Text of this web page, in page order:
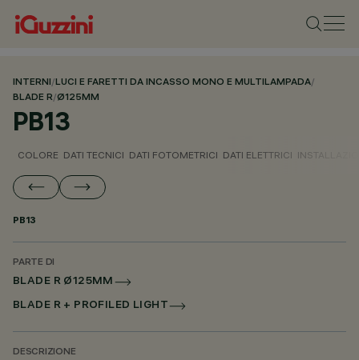
INTERNI/LUCI E FARETTI DA INCASSO MONO E MULTILAMPADA/
BLADE R/Ø125MM
PB13
COLORE DATI TECNICI DATI FOTOMETRICI DATI ELETTRICI
PB13
PARTE DI
BLADE R Ø125MM
BLADE R + PROFILED LIGHT
DESCRIZIONE